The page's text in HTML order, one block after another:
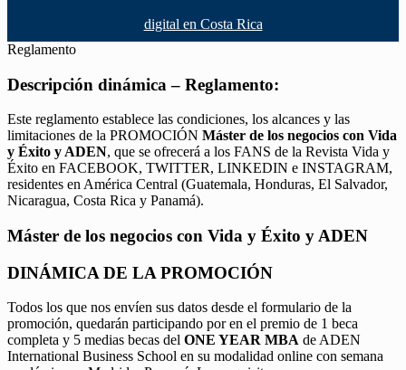
digital en Costa Rica
Reglamento
Descripción dinámica – Reglamento:
Este reglamento establece las condiciones, los alcances y las
limitaciones de la PROMOCIÓN Máster de los negocios con Vida
y Éxito y ADEN, que se ofrecerá a los FANS de la Revista Vida y
Éxito en FACEBOOK, TWITTER, LINKEDIN e INSTAGRAM,
residentes en América Central (Guatemala, Honduras, El Salvador,
Nicaragua, Costa Rica y Panamá).
Máster de los negocios con Vida y Éxito y ADEN
DINÁMICA DE LA PROMOCIÓN
Todos los que nos envíen sus datos desde el formulario de la
promoción, quedarán participando por en el premio de 1 beca
completa y 5 medias becas del ONE YEAR MBA de ADEN
International Business School en su modalidad online con semana